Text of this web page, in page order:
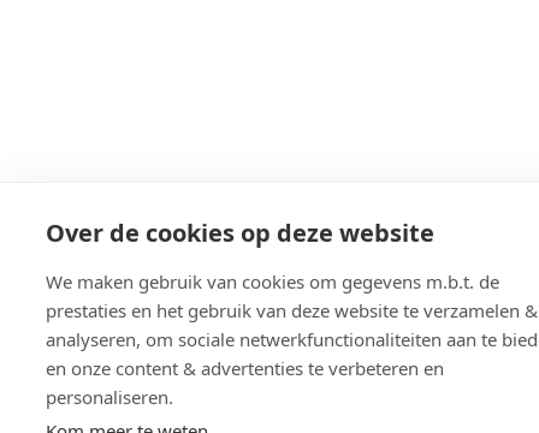
Over de cookies op deze website
We maken gebruik van cookies om gegevens m.b.t. de
prestaties en het gebruik van deze website te verzamelen &
analyseren, om sociale netwerkfunctionaliteiten aan te
en onze content & advertenties te verbeteren en
personaliseren.